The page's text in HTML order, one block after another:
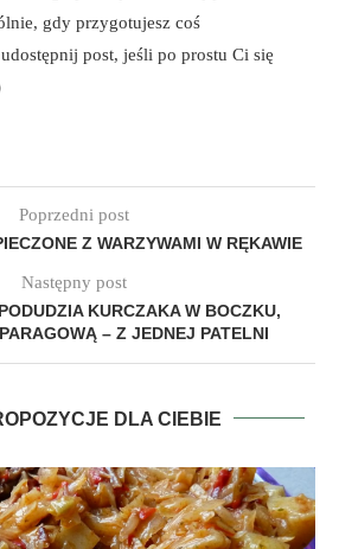
gdy przygotujesz coś
post, jeśli po prostu Ci się
Poprzedni post
Z WARZYWAMI W RĘKAWIE
Następny post
KURCZAKA W BOCZKU,
– Z JEDNEJ PATELNI
DLA CIEBIE